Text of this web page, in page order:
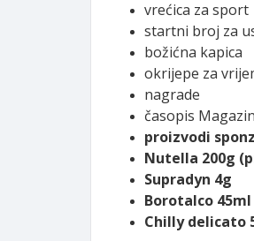
vrećica za sport
startni broj za
božićna kapica
okrijepe za
nagrade
časopis
proizvodi
Nutella 200g
Supradyn 4g
Borotalco 45ml
Chilly delicato